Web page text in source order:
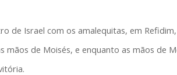
de Israel com os amalequitas, em Refidim,
mãos de Moisés, e enquanto as mãos de